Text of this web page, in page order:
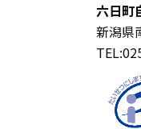
六日町
新潟県